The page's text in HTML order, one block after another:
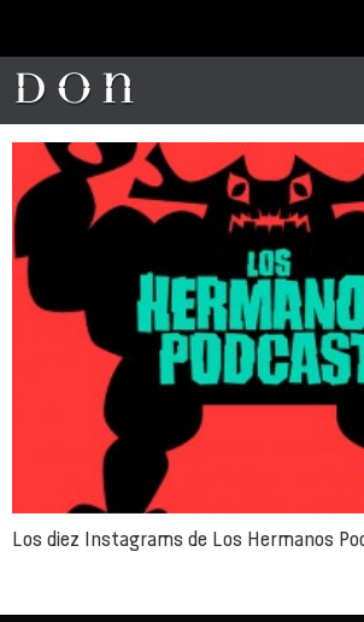
Los diez Instagrams de Los Hermanos